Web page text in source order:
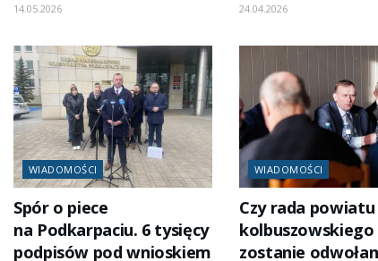
14.05.2026 24.04.2026
WIADOMOŚCI
Spór o piece
na Podkarpaciu. 6 tysięcy
podpisów pod wnioskiem
WIADOMOŚCI
Czy rada powiatu
kolbuszowskiego
zostanie